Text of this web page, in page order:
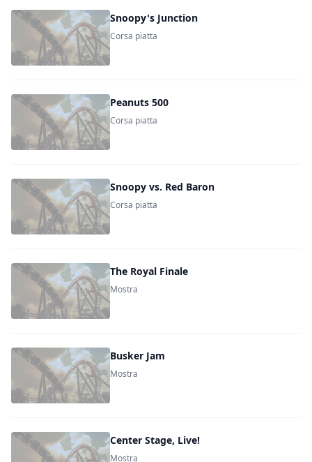
Snoopy's Junction
Corsa piatta
Peanuts 500
Corsa piatta
Snoopy vs. Red Baron
Corsa piatta
The Royal Finale
Mostra
Busker Jam
Mostra
Center Stage, Live!
Mostra